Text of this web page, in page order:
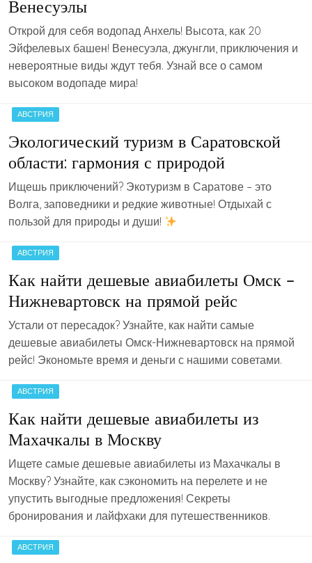
Венесуэлы
Открой для себя водопад Анхель! Высота, как 20
Эйфелевых башен! Венесуэла, джунгли, приключения и
невероятные виды ждут тебя. Узнай все о самом
высоком водопаде мира!
АВСТРИЯ
Экологический туризм в Саратовской
области: гармония с природой
Ищешь приключений? Экотуризм в Саратове – это
Волга, заповедники и редкие животные! Отдыхай с
пользой для природы и души!
АВСТРИЯ
Как найти дешевые авиабилеты Омск –
Нижневартовск на прямой рейс
Устали от пересадок? Узнайте, как найти самые
дешевые авиабилеты Омск-Нижневартовск на прямой
рейс! Экономьте время и деньги с нашими советами.
АВСТРИЯ
Как найти дешевые авиабилеты из
Махачкалы в Москву
Ищете самые дешевые авиабилеты из Махачкалы в
Москву? Узнайте, как сэкономить на перелете и не
упустить выгодные предложения! Секреты
бронирования и лайфхаки для путешественников.
АВСТРИЯ